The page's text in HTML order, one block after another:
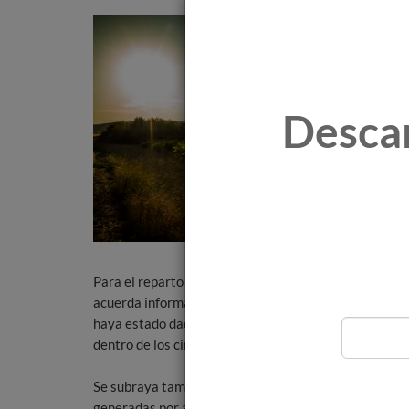
Para el reparto en 2021 se reafirma la fijación de
acuerda informar favorablemente la obligatoriedad,
haya estado dado de alta en el Régimen de la
dentro de los cinco anteriores a la presentación de la
Se subraya también la improbabilidad de que la